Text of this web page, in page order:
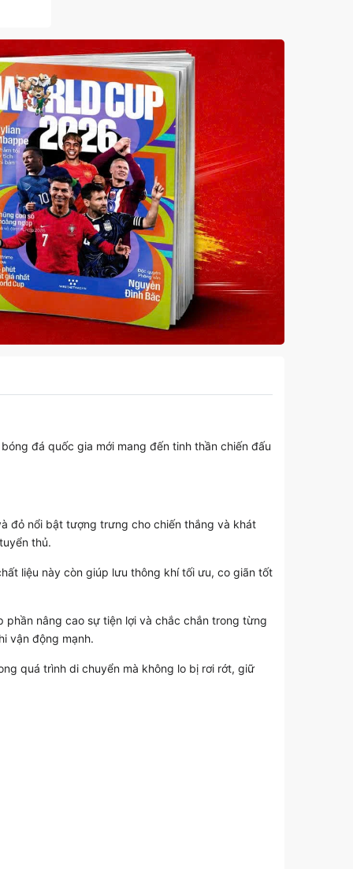
đá quốc gia mới mang đến tinh thần chiến đấu
đỏ nổi bật tượng trưng cho chiến thắng và khát
thủ.
liệu này còn giúp lưu thông khí tối ưu, co giãn tốt
nâng cao sự tiện lợi và chắc chắn trong từng
vận động mạnh.
quá trình di chuyển mà không lo bị rơi rớt, giữ